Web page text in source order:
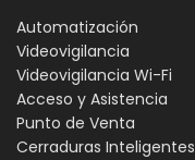
Automatización
Videovigilancia
Videovigilancia Wi-Fi
Acceso y Asistencia
Punto de Venta
Cerraduras Inteligentes